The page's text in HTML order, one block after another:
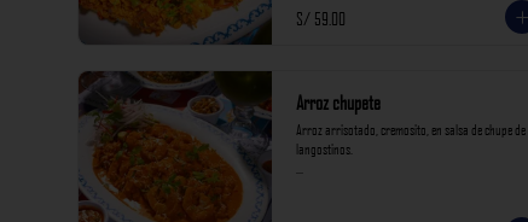
S/ 59.00
Arroz chupete
Arroz arrisotado, cremosito, en salsa de chupe de
langostinos.